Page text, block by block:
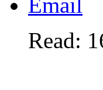
Read: